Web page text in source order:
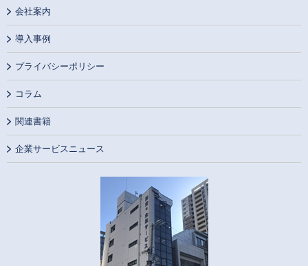
会社案内
導入事例
プライバシーポリシー
コラム
関連書籍
企業サービスニュース